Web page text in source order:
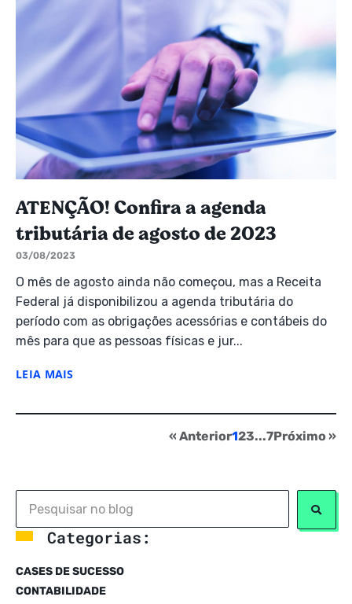
ATENÇÃO! Confira a agenda
tributária de agosto de 2023
03/08/2023
O mês de agosto ainda não começou, mas a Receita
Federal já disponibilizou a agenda tributária do
período com as obrigações acessórias e contábeis do
mês para que as pessoas físicas e jur...
LEIA MAIS
« Anterior123...7Próximo »
Categorias:
CASES DE SUCESSO
CONTABILIDADE